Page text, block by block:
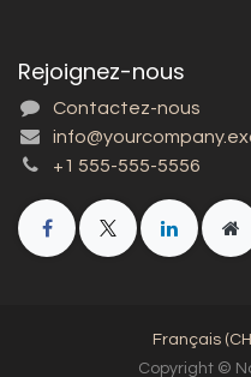
Rejoignez-nous
Contactez-nous
+1 555-555-5556
Copyright ©
Français